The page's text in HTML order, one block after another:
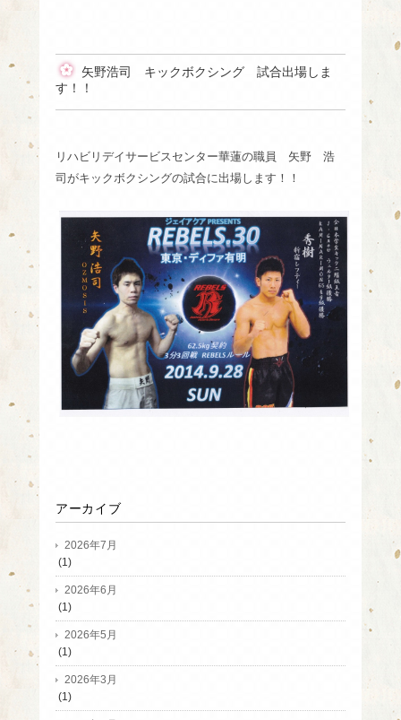
矢野浩司 キックボクシング 試合出場しま
す！！
リハビリデイサービスセンター華蓮の職員 矢野 浩
司がキックボクシングの試合に出場します！！
アーカイブ
2026年7月
(1)
2026年6月
(1)
2026年5月
(1)
2026年3月
(1)